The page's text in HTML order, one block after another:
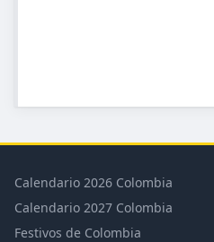
Calendario 2026 Colombia
Calendario 2027 Colombia
Festivos de Colombia